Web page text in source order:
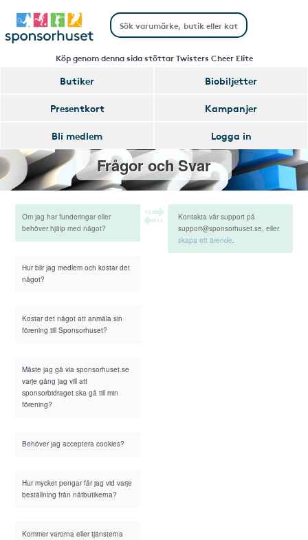
Köp genom denna sida stöttar Twisters Cheer Elite
Butiker
Biobiljetter
Presentkort
Kampanjer
Bli medlem
Logga in
Frågor och Svar
Om jag har funderingar eller
behöver hjälp med något?
Hur blir jag medlem och kostar det
något?
Kostar det något att anmäla sin
förening till Sponsorhuset?
Måste jag gå via sponsorhuset.se
varje gång jag vill att
sponsorbidraget ska gå till min
förening?
Behöver jag acceptera cookies?
Hur mycket pengar får jag vid varje
beställning från nätbutikerna?
Kommer varorna eller tjänsterna
Kontakta vår support på
support@sponsorhuset.se, eller
skapa ett ärende.